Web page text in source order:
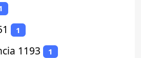
1
1193 1